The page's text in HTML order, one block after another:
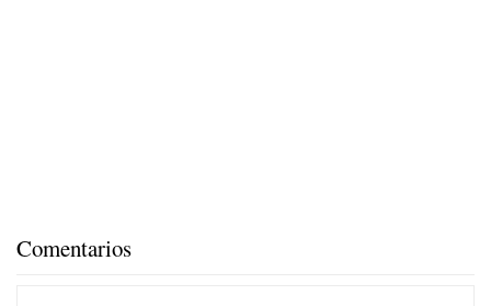
Comentarios